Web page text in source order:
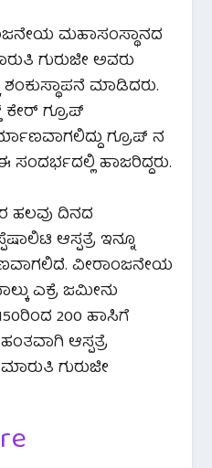
ಮಹಾಸಂಸ್ಥಾನದ
ಗುರುಜೀ ಅವರು
ಮಾಡಿದರು.
ಕೇರ್ ಗ್ರೂಪ್
ಗ್ರೂಪ್ ನ
ಸಂದರ್ಭದಲ್ಲಿ ಹಾಜರಿದ್ದರು.
ಹಲವು ದಿನದ
ಆಸ್ಪತ್ರೆ ಇನ್ನೂ
ವೀರಾಂಜನೇಯ
ಎಕ್ರೆ ಜಮೀನು
200 ಹಾಸಿಗೆ
ಆಸ್ಪತ್ರೆ
ಗುರುಜೀ